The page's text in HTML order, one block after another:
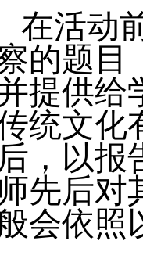
在活动
的题
提供给
统文化
，以
先后对
会依照